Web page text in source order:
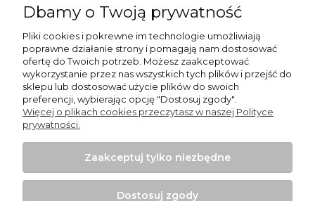
Moje konto
Płatności i dostawa
Informacje
O nas
Smycz dla psa
Obroża dla psa
Dbamy o Twoją prywatność
Pliki cookies i pokrewne im technologie umożliwiają
poprawne działanie strony i pomagają nam dostosować
ofertę do Twoich potrzeb. Możesz zaakceptować
wykorzystanie przez nas wszystkich tych plików i przejść do
sklepu lub dostosować użycie plików do swoich
preferencji, wybierając opcję "Dostosuj zgody".
Więcej o plikach cookies przeczytasz w naszej Polityce
prywatności.
Zaakceptuj tylko niezbędne
Dostosuj zgody